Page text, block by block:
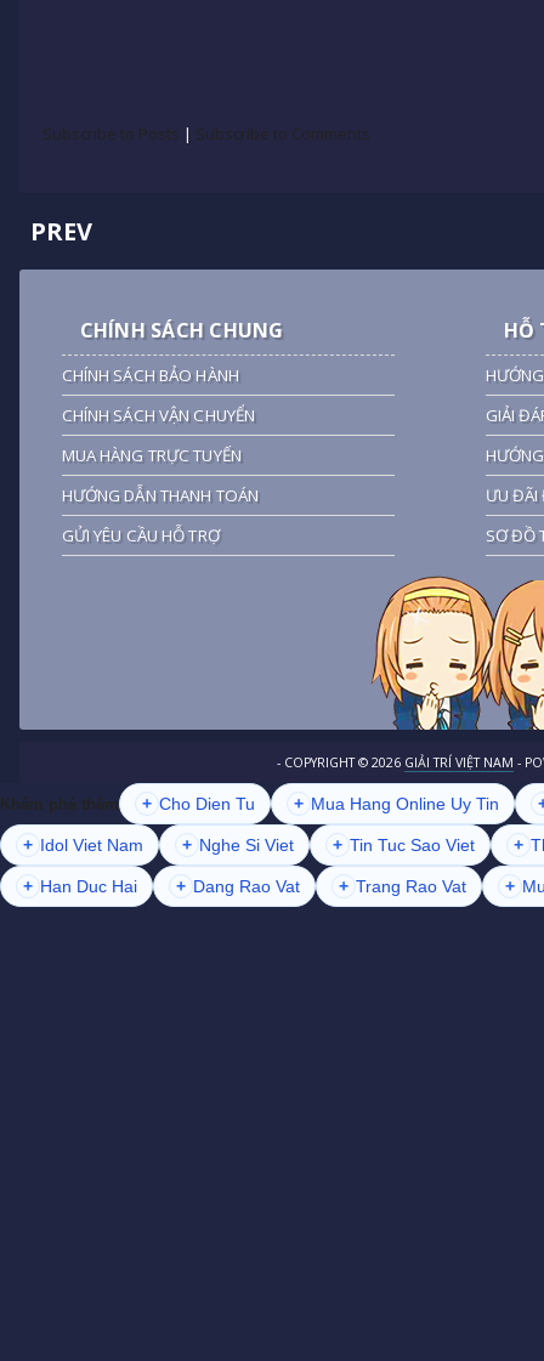
Subscribe to Posts | Subscribe to Comments
PREV
CHÍNH SÁCH CHUNG
CHÍNH SÁCH BẢO HÀNH
CHÍNH SÁCH VẬN CHUYỂN
MUA HÀNG TRỰC TUYẾN
HƯỚNG DẪN THANH TOÁN
GỬI YÊU CẦU HỖ TRỢ
HỖ
GIẢI
ƯU ĐÃI
SƠ ĐỒ
- COPYRIGHT © 2026 GIẢI TRÍ VIỆT NAM -
Khám phá thêm + Cho Dien Tu + Mua Hang Online Uy Tin
+ Idol Viet Nam + Nghe Si Viet + Tin Tuc Sao Viet +
+ Han Duc Hai + Dang Rao Vat + Trang Rao Vat +